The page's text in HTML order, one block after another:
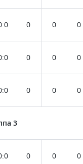
:0 0 0 0
:0 0 0 0
:0 0 0 0
3
:0 0 0 0